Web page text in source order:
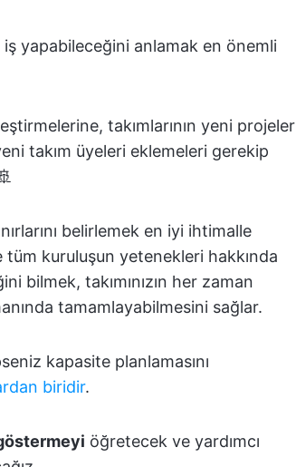
iş yapabileceğini anlamak en önemli
takımlarının yeni projeler
takım üyeleri eklemeleri gerekip
belirlemek en iyi ihtimalle
tüm kuruluşun yetenekleri hakkında
bilmek, takımınızın her zaman
tamamlayabilmesini sağlar.
kapasite planlamasını
biridir.
öğretecek ve yardımcı